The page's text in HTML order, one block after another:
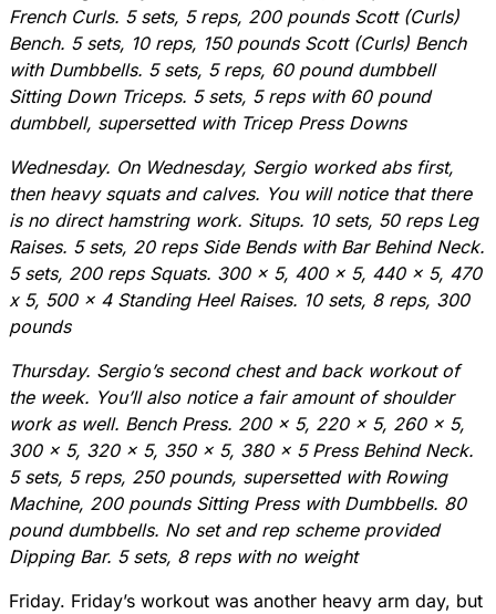
French Curls. 5 sets, 5 reps, 200 pounds Scott (Curls)
Bench. 5 sets, 10 reps, 150 pounds Scott (Curls) Bench
with Dumbbells. 5 sets, 5 reps, 60 pound dumbbell
Sitting Down Triceps. 5 sets, 5 reps with 60 pound
dumbbell, supersetted with Tricep Press Downs
Wednesday. On Wednesday, Sergio worked abs first,
then heavy squats and calves. You will notice that there
is no direct hamstring work. Situps. 10 sets, 50 reps Leg
Raises. 5 sets, 20 reps Side Bends with Bar Behind Neck.
5 sets, 200 reps Squats. 300 x 5, 400 x 5, 440 x 5, 470
x 5, 500 x 4 Standing Heel Raises. 10 sets, 8 reps, 300
pounds
Thursday. Sergio’s second chest and back workout of
the week. You’ll also notice a fair amount of shoulder
work as well. Bench Press. 200 x 5, 220 x 5, 260 x 5,
300 x 5, 320 x 5, 350 x 5, 380 x 5 Press Behind Neck.
5 sets, 5 reps, 250 pounds, supersetted with Rowing
Machine, 200 pounds Sitting Press with Dumbbells. 80
pound dumbbells. No set and rep scheme provided
Dipping Bar. 5 sets, 8 reps with no weight
Friday. Friday’s workout was another heavy arm day, but